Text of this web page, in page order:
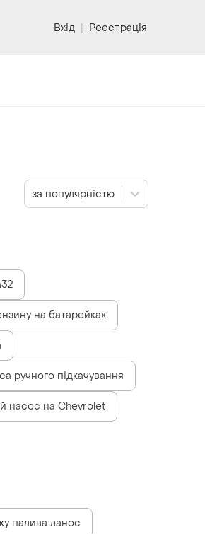
Вхід | Реєстрація
на батарейках
ручного підкачування
насос на Chevrolet
палива ланос
за популярністю